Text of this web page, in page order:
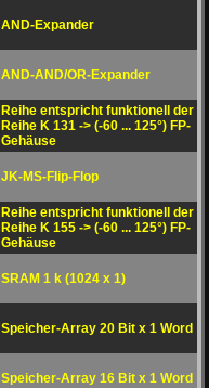
AND-Expander
AND-AND/OR-Expander
Reihe entspricht funktionell der
Reihe K 131 -> (-60 ... 125°) FP-
Gehäuse
JK-MS-Flip-Flop
Reihe entspricht funktionell der
Reihe K 155 -> (-60 ... 125°) FP-
Gehäuse
SRAM 1 k (1024 x 1)
Speicher-Array 20 Bit x 1 Word
Speicher-Array 16 Bit x 1 Word